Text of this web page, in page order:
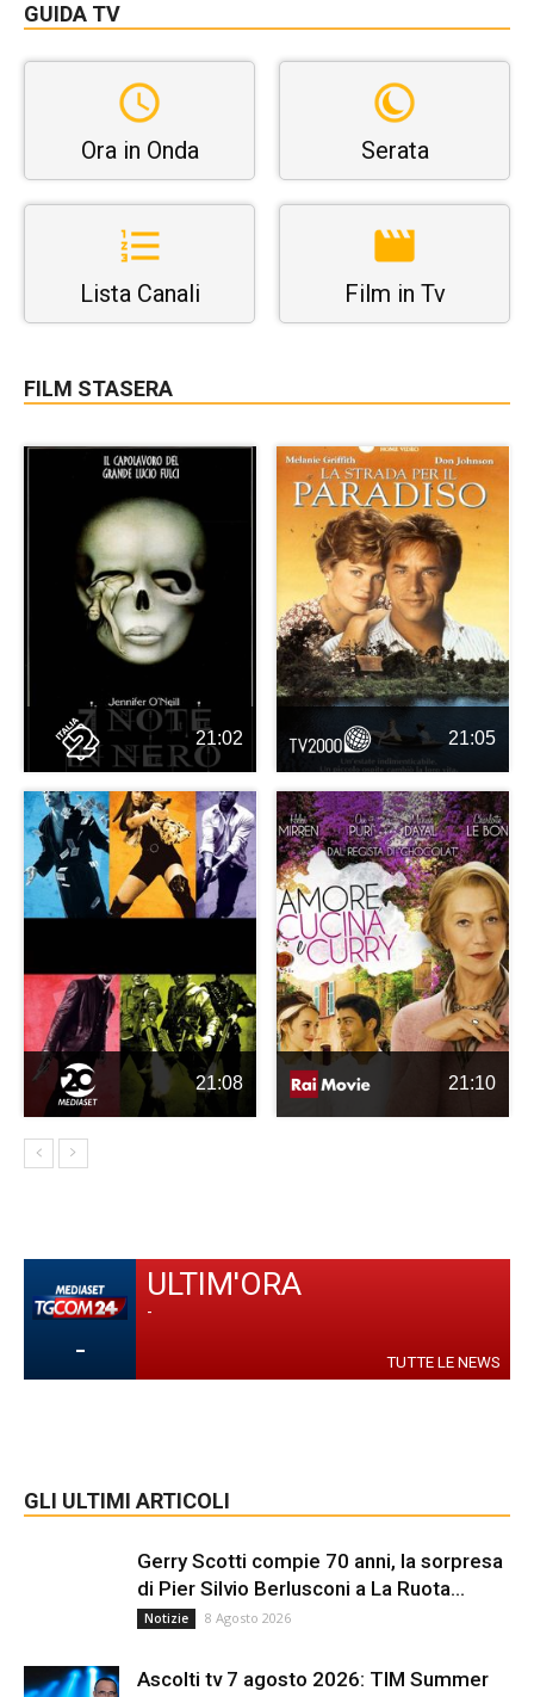
GUIDA TV
Ora in Onda Serata
Lista Canali Film in Tv
FILM STASERA
21:02 21:05
21:08 21:10
-
ULTIM'ORA
-
TUTTE LE NEWS
GLI ULTIMI ARTICOLI
Gerry Scotti compie 70 anni, la sorpresa
di Pier Silvio Berlusconi a La Ruota...
Notizie 8 Agosto 2026
Ascolti tv 7 agosto 2026: TIM Summer